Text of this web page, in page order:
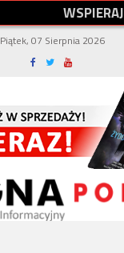
WSPIERAJ
Piątek, 07 Sierpnia 2026